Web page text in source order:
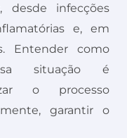
desde infecções
e, em
Entender como
situação é
o processo
garantir o